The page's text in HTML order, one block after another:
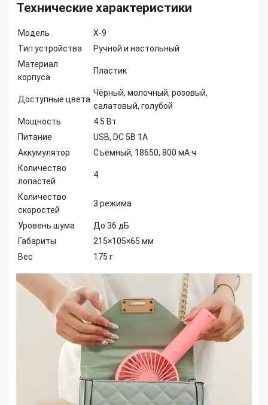
Технические характеристики
Модель
X-9
Тип устройства
Ручной и настольный
Материал
корпуса
Пластик
Доступные цвета
Чёрный, молочный, розовый,
салатовый, голубой
Мощность
4.5 Вт
Питание
USB, DC 5В 1А
Аккумулятор
Съёмный, 18650, 800 мА·ч
Количество
лопастей
4
Количество
скоростей
3 режима
Уровень шума
До 36 дБ
Габариты
215×105×65 мм
Вес
175 г